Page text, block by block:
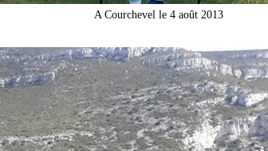
A Courchevel le 4 août 2013